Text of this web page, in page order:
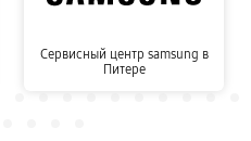
Сервисный центр samsung в
Питере